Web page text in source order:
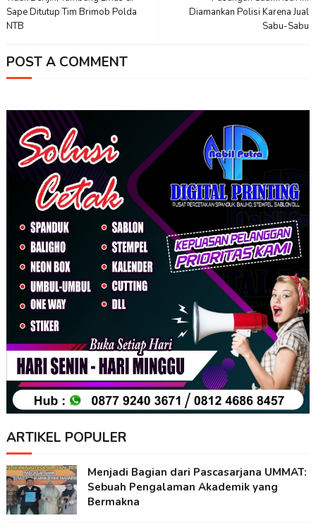
Diamankan Polisi Karena Jual
Sabu-Sabu
Sape Ditutup Tim Brimob Polda
NTB
POST A COMMENT
ARTIKEL POPULER
Menjadi Bagian dari Pascasarjana UMMAT:
Sebuah Pengalaman Akademik yang
Bermakna